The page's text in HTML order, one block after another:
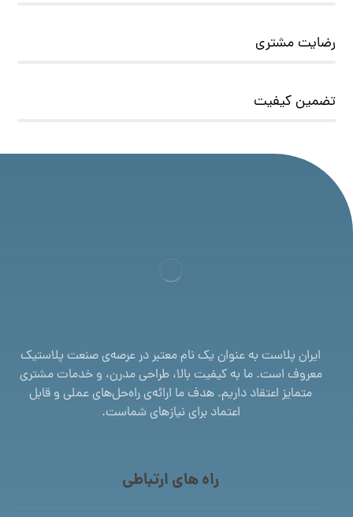
رضایت مشتری
تضمین کیفیت
ایران پلاست به عنوان یک نام معتبر در عرصه‌ی صنعت پلاستیک
معروف است. ما به کیفیت بالا، طراحی مدرن، و خدمات مشتری
متمایز اعتقاد داریم. هدف ما ارائه‌ی راه‌حل‌های عملی و قابل
اعتماد برای نیازهای شماست.
راه های ارتباطی